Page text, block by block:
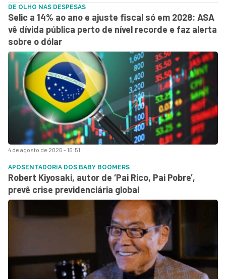
4 de agosto de 2026 - 16:51
DE OLHO NAS DESPESAS
Selic a 14% ao ano e ajuste fiscal só em 2028: ASA
vê dívida pública perto de nível recorde e faz alerta
sobre o dólar
APOSENTADORIA DOS BABY BOOMERS
Robert Kiyosaki, autor de ‘Pai Rico, Pai Pobre’,
prevê crise previdenciária global